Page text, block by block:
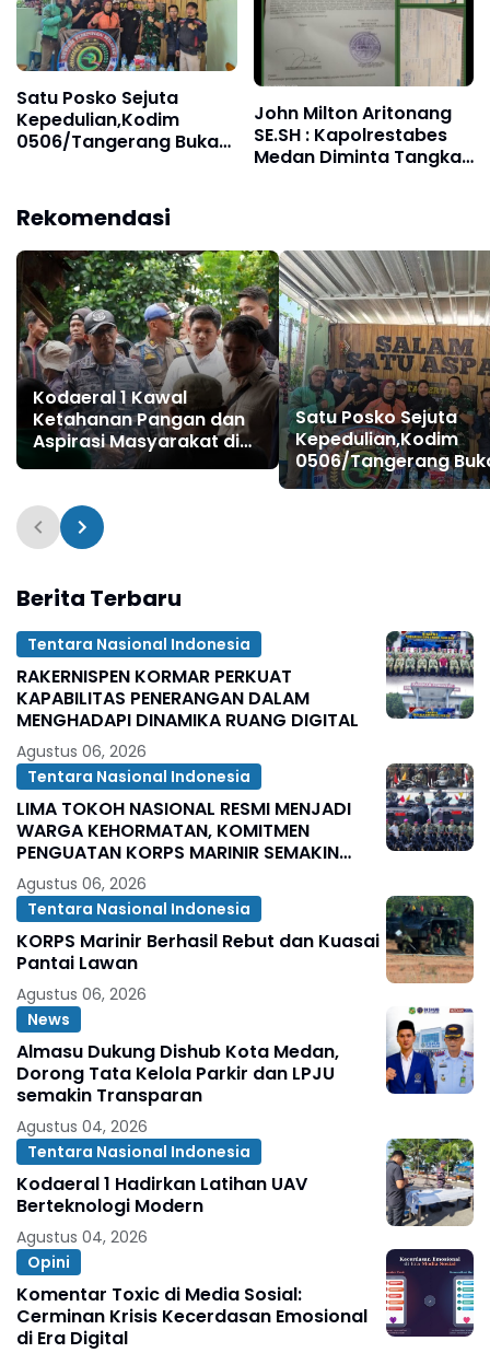
Satu Posko Sejuta
Kepedulian,Kodim
0506/Tangerang Buka
Wujudkan Kamtibmas‎
John Milton Aritonang
SE.SH : Kapolrestabes
Medan Diminta Tangkap
Rekomendasi
Kodaeral 1 Kawal
Ketahanan Pangan dan
Aspirasi Masyarakat di
Desa Limau Manis ‎
Satu Posko Sejuta
Kepedulian,Kodim
0506/Tangerang
Shelter Grab sebagai
Berita Terbaru
Tentara Nasional Indonesia
RAKERNISPEN KORMAR PERKUAT
KAPABILITAS PENERANGAN DALAM
MENGHADAPI DINAMIKA RUANG DIGITAL
Agustus 06, 2026
Tentara Nasional Indonesia
LIMA TOKOH NASIONAL RESMI MENJADI
WARGA KEHORMATAN, KOMITMEN
PENGUATAN KORPS MARINIR SEMAKIN
SOLID
Agustus 06, 2026
Tentara Nasional Indonesia
KORPS Marinir Berhasil Rebut dan Kuasai
Pantai Lawan
Agustus 06, 2026
News
Almasu Dukung Dishub Kota Medan,
Dorong Tata Kelola Parkir dan LPJU
semakin Transparan
Agustus 04, 2026
Tentara Nasional Indonesia
Kodaeral 1 Hadirkan Latihan UAV
Berteknologi Modern
Agustus 04, 2026
Opini
Komentar Toxic di Media Sosial:
Cerminan Krisis Kecerdasan Emosional
di Era Digital